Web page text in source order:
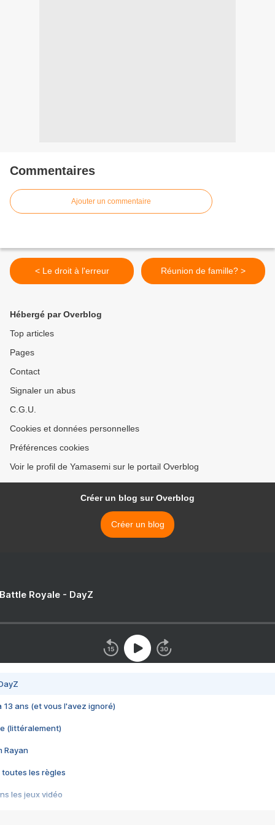
Commentaires
Ajouter un commentaire
< Le droit à l'erreur Réunion de famille? >
Hébergé par Overblog
Top articles
Pages
Contact
Signaler un abus
C.G.U.
Cookies et données personnelles
Préférences cookies
Voir le profil de Yamasemi sur le portail Overblog
Créer un blog sur Overblog
Créer un blog
Royale - DayZ
13 ans (et vous l'avez ignoré)
(littéralement)
Rayan
toutes les règles
les jeux vidéo